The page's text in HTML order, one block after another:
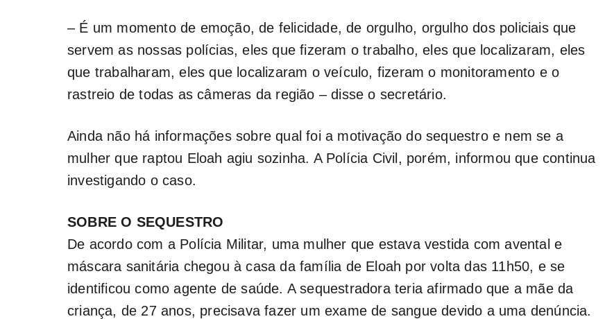
– É um momento de emoção, de felicidade, de orgulho, orgulho dos policiais que
servem as nossas polícias, eles que fizeram o trabalho, eles que localizaram, eles
que trabalharam, eles que localizaram o veículo, fizeram o monitoramento e o
rastreio de todas as câmeras da região – disse o secretário.
Ainda não há informações sobre qual foi a motivação do sequestro e nem se a
mulher que raptou Eloah agiu sozinha. A Polícia Civil, porém, informou que continua
investigando o caso.
SOBRE O SEQUESTRO
De acordo com a Polícia Militar, uma mulher que estava vestida com avental e
máscara sanitária chegou à casa da família de Eloah por volta das 11h50, e se
identificou como agente de saúde. A sequestradora teria afirmado que a mãe da
criança, de 27 anos, precisava fazer um exame de sangue devido a uma denúncia.